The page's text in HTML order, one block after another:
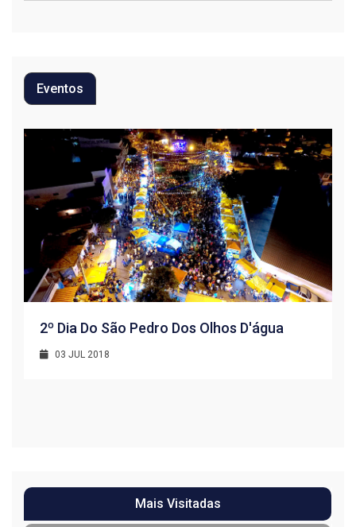
Eventos
2º Dia Do São Pedro Dos Olhos D'água
03 JUL 2018
Mais Visitadas